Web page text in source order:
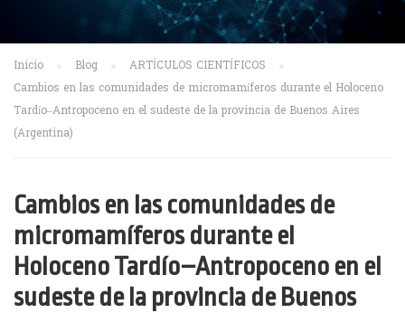
Inicio Blog
ARTÍCULOS CIENTÍFICOS
Cambios en las comunidades de micromamíferos durante el Holoceno
Tardío–Antropoceno en el sudeste de la provincia de Buenos Aires
(Argentina)
Cambios en las comunidades de
micromamíferos durante el
Holoceno Tardío–Antropoceno en el
sudeste de la provincia de Buenos